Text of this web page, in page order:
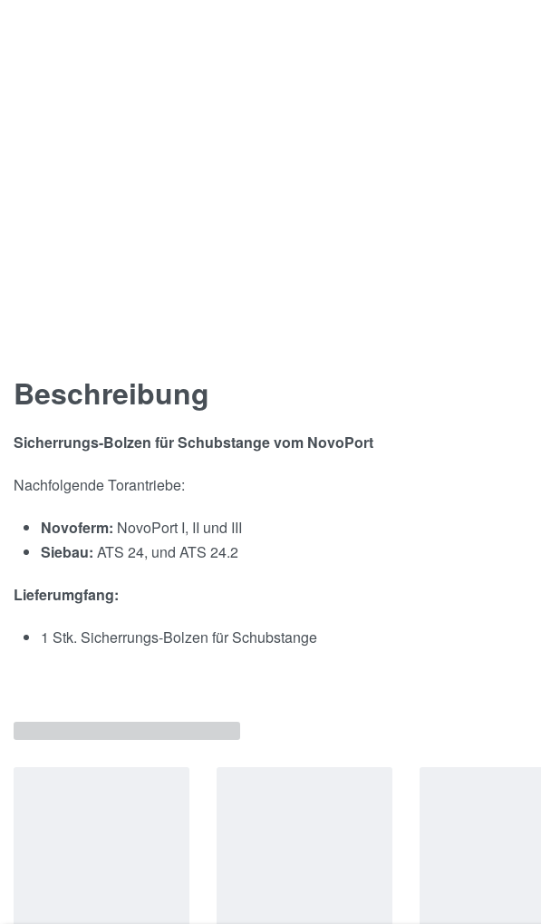
Beschreibung
Sicherrungs-Bolzen für Schubstange vom NovoPort
Nachfolgende Torantriebe:
Novoferm: NovoPort I, II und III
Siebau: ATS 24, und ATS 24.2
Lieferumgfang:
1 Stk. Sicherrungs-Bolzen für Schubstange